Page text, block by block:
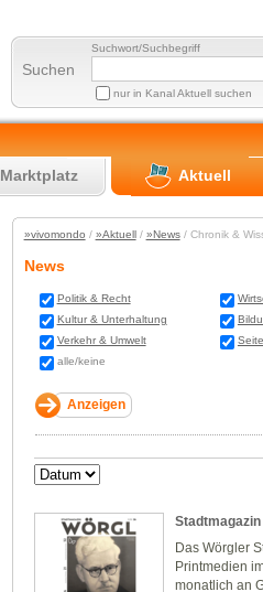
Suchen
Suchwort/Suchbegriff
nur in Kanal Aktuell suchen
Marktplatz Aktuell
»vivomondo / »Aktuell/ »News/ Chronik &
News
Politik & Recht
Kultur & Unterhaltung
Verkehr & Umwelt
alle/keine
Das Wörgler
Printmedien
monatlich an